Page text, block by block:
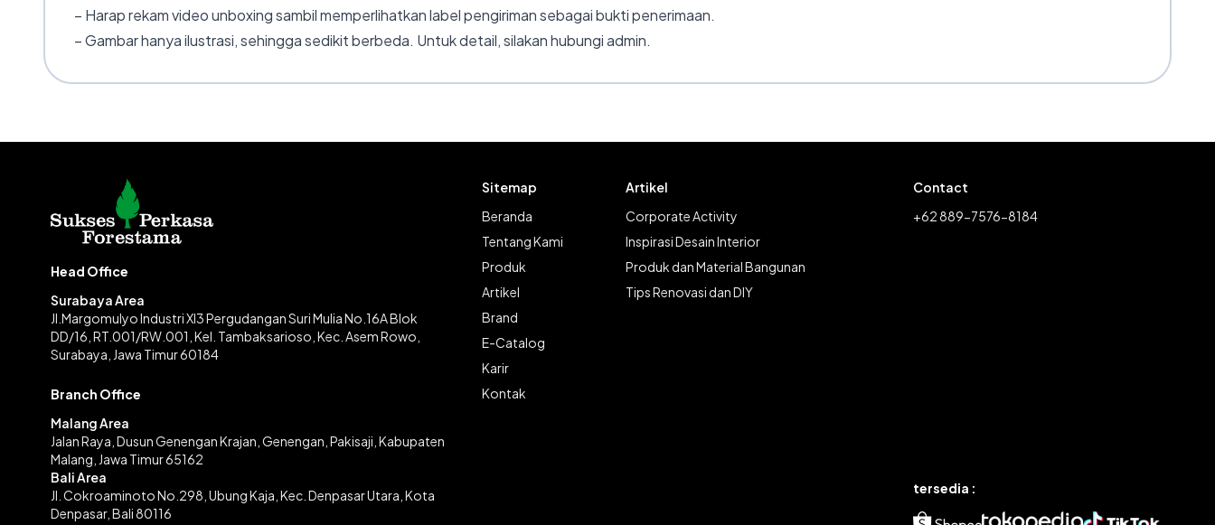
– Harap rekam video unboxing sambil memperlihatkan label pengiriman sebagai bukti penerimaan.
– Gambar hanya ilustrasi, sehingga sedikit berbeda. Untuk detail, silakan hubungi admin.
Head Office
Surabaya Area
Jl.Margomulyo Industri XI3 Pergudangan Suri Mulia No.16A Blok
DD/16, RT.001/RW.001, Kel. Tambaksarioso, Kec. Asem Rowo,
Surabaya, Jawa Timur 60184
Branch Office
Malang Area
Jalan Raya, Dusun Genengan Krajan, Genengan, Pakisaji, Kabupaten
Malang, Jawa Timur 65162
Bali Area
Jl. Cokroaminoto No.298, Ubung Kaja, Kec. Denpasar Utara, Kota
Denpasar, Bali 80116
Sitemap
Beranda
Tentang Kami
Produk
Artikel
Brand
E-Catalog
Karir
Kontak
Artikel
Corporate Activity
Inspirasi Desain Interior
Produk dan Material Bangunan
Tips Renovasi dan DIY
Contact
+62 889-7576-8184
tersedia :